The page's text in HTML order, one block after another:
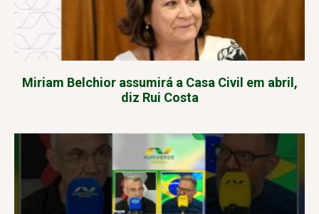
Miriam Belchior assumirá a Casa Civil em abril,
diz Rui Costa